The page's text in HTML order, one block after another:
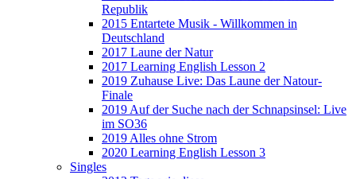
Republik
2015 Entartete Musik - Willkommen in
Deutschland
2017 Laune der Natur
2017 Learning English Lesson 2
2019 Zuhause Live: Das Laune der Natour-
Finale
2019 Auf der Suche nach der Schnapsinsel: Live
im SO36
2019 Alles ohne Strom
2020 Learning English Lesson 3
Singles